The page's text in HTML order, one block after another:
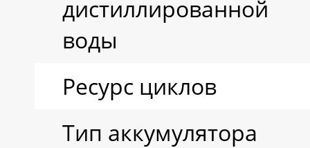
дистиллированной
воды
Ресурс циклов
Тип аккумулятора